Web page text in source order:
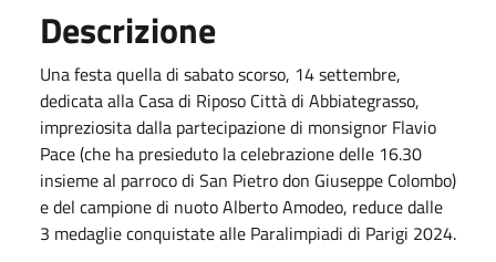
Descrizione
Una festa quella di sabato scorso, 14 settembre,
dedicata alla Casa di Riposo Città di Abbiategrasso,
impreziosita dalla partecipazione di monsignor Flavio
Pace (che ha presieduto la celebrazione delle 16.30
insieme al parroco di San Pietro don Giuseppe Colombo)
e del campione di nuoto Alberto Amodeo, reduce dalle
3 medaglie conquistate alle Paralimpiadi di Parigi 2024.